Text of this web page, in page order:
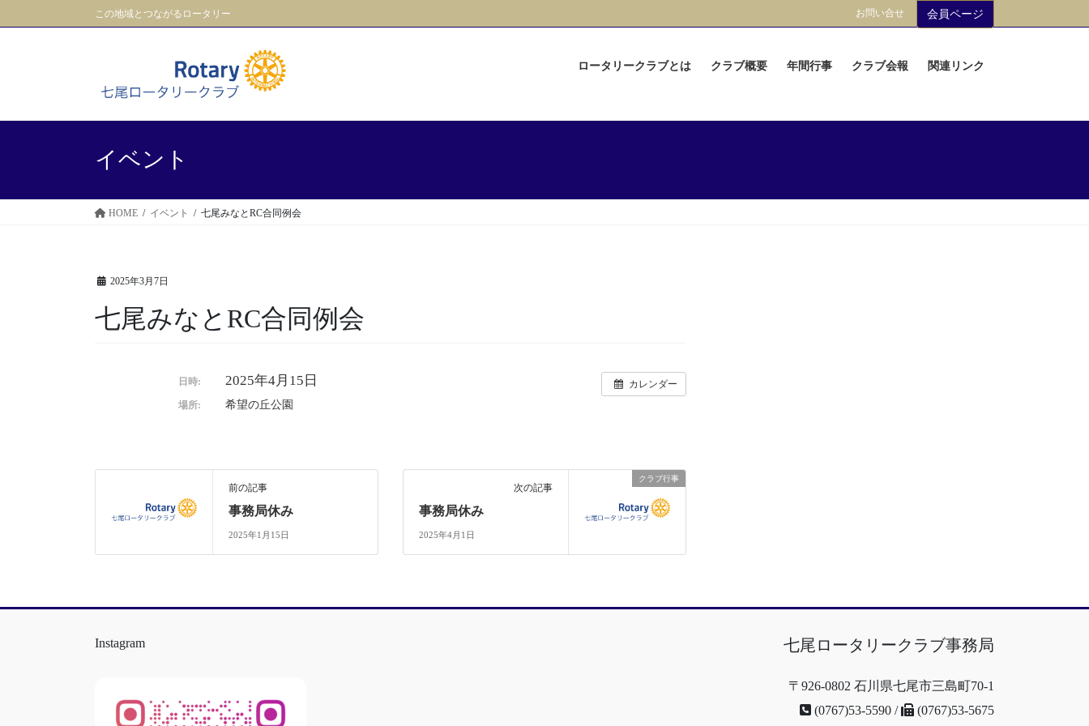
ン
移
ビ
ン
この地域とつながるロータリー お問い合せ 会員ページ
ロータリークラブとは クラブ概要 年間行事 クラブ会報 関連リンク
イベント
HOME イベント 七尾みなとRC合同例会
2025年3月7日
七尾みなとRC合同例会
カレンダー
日時: 2025年4月15日
場所: 希望の丘公園
前の記事
事務局休み
2025年1月15日
クラブ行事
次の記事
事務局休み
2025年4月1日
Instagram 七尾ロータリークラブ事務局
〒926-0802 石川県七尾市三島町70-1
(0767)53-5590 /
(0767)53-5675